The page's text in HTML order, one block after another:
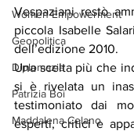
Women Empowerment
Geopolitica
Diplomazia
Patrizia Boi
Maddalena Celano
Vespaziani restò
piccola Isabelle
dell’edizione 2010.
Una scelta più che
si è rivelata un
testimoniato dai
esperti, critici e